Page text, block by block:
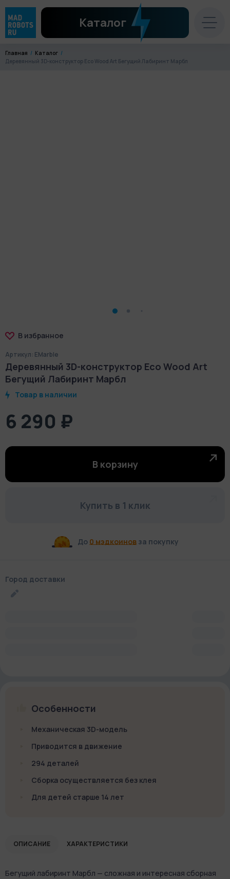
Каталог
Главная
Каталог
Деревянный 3D-конструктор Eco Wood Art Бегущий Лабиринт Марбл
В избранное
Артикул: EMarble
Деревянный 3D-конструктор Eco Wood Art
Бегущий Лабиринт Марбл
Товар в наличии
6 290 ₽
В корзину
Купить в 1 клик
До 0 мэдкоиновза покупку
Город доставки
Особенности
Механическая 3D-модель
Приводится в движение
294 деталей
Сборка осуществляется без клея
Для детей старше 14 лет
ОПИСАНИЕ ХАРАКТЕРИСТИКИ
Бегущий лабиринт Марбл — сложная и интересная сборная